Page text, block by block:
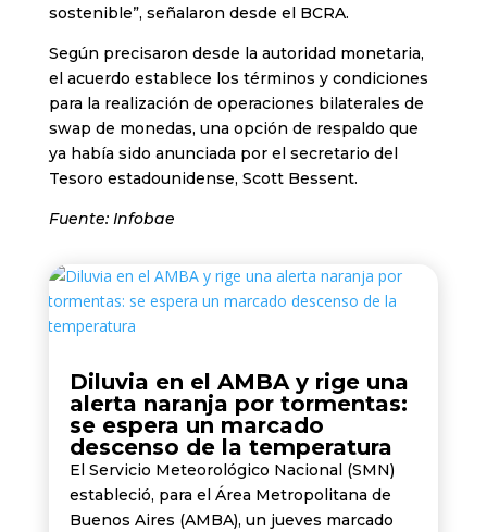
sostenible”, señalaron desde el BCRA.
Según precisaron desde la autoridad monetaria,
el acuerdo establece los términos y condiciones
para la realización de operaciones bilaterales de
swap de monedas, una opción de respaldo que
ya había sido anunciada por el secretario del
Tesoro estadounidense, Scott Bessent.
Fuente: Infobae
Diluvia en el AMBA y rige una
alerta naranja por tormentas:
se espera un marcado
descenso de la temperatura
El Servicio Meteorológico Nacional (SMN)
estableció, para el Área Metropolitana de
Buenos Aires (AMBA), un jueves marcado